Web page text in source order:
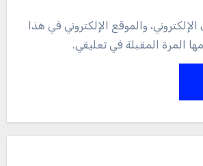
والموقع الإلكتروني في هذا
المرة المقبلة في تعليقي.